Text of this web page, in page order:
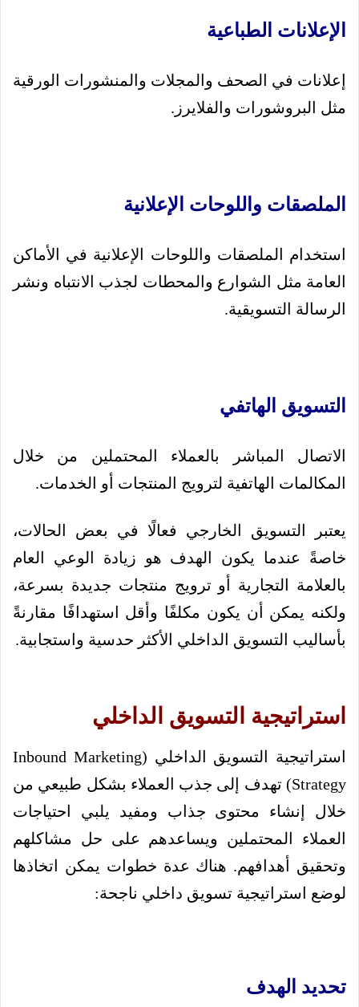
الإعلانات الطباعية
إعلانات في الصحف والمجلات والمنشورات الورقية
مثل البروشورات والفلايرز.
الملصقات واللوحات الإعلانية
استخدام الملصقات واللوحات الإعلانية في الأماكن
العامة مثل الشوارع والمحطات لجذب الانتباه ونشر
الرسالة التسويقية.
التسويق الهاتفي
الاتصال المباشر بالعملاء المحتملين من خلال
المكالمات الهاتفية لترويج المنتجات أو الخدمات.
يعتبر التسويق الخارجي فعالًا في بعض الحالات،
خاصةً عندما يكون الهدف هو زيادة الوعي العام
بالعلامة التجارية أو ترويج منتجات جديدة بسرعة،
ولكنه يمكن أن يكون مكلفًا وأقل استهدافًا مقارنةً
بأساليب التسويق الداخلي الأكثر حدسية واستجابية.
استراتيجية التسويق الداخلي
استراتيجية التسويق ا
لداخلي (Inbound Marketing
Strategy) تهدف إلى جذب العملاء بشكل طبيعي من
خلال إنشاء محتوى جذاب ومفيد يلبي احتياجات
العملاء المحتملين ويساعدهم على حل مشاكلهم
وتحقيق أهدافهم. هناك عدة خطوات يمكن اتخاذها
لوضع استراتيجية تسويق داخلي ناجحة:
تحديد الهدف